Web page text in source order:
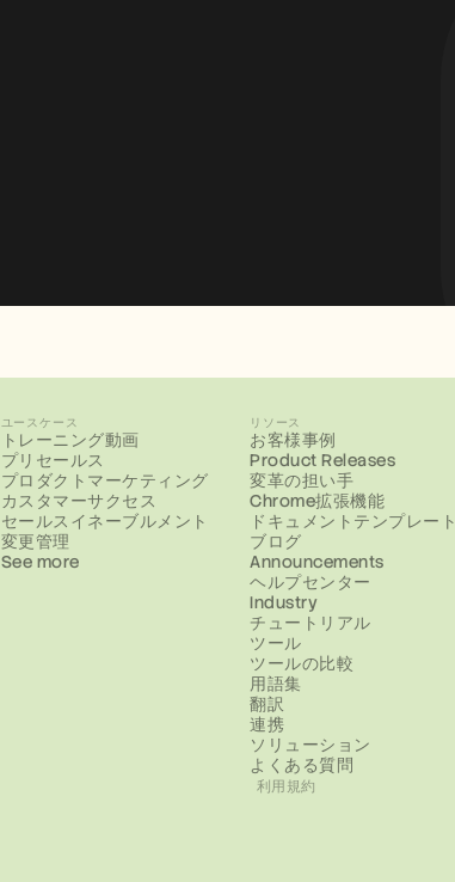
ユースケース
トレーニング動画
プリセールス
プロダクトマーケティング
カスタマーサクセス
セールスイネーブルメント
変更管理
See more
リソース
お客様事例
Product Releases
変革の担い手
Chrome拡張機能
ドキュメントテンプレート
ブログ
Announcements
ヘルプセンター
Industry
チュートリアル
ツール
ツールの比較
用語集
翻訳
連携
ソリューション
よくある質問
利用規約